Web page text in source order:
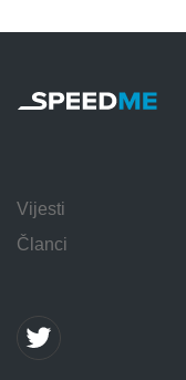
Vijesti
Članci